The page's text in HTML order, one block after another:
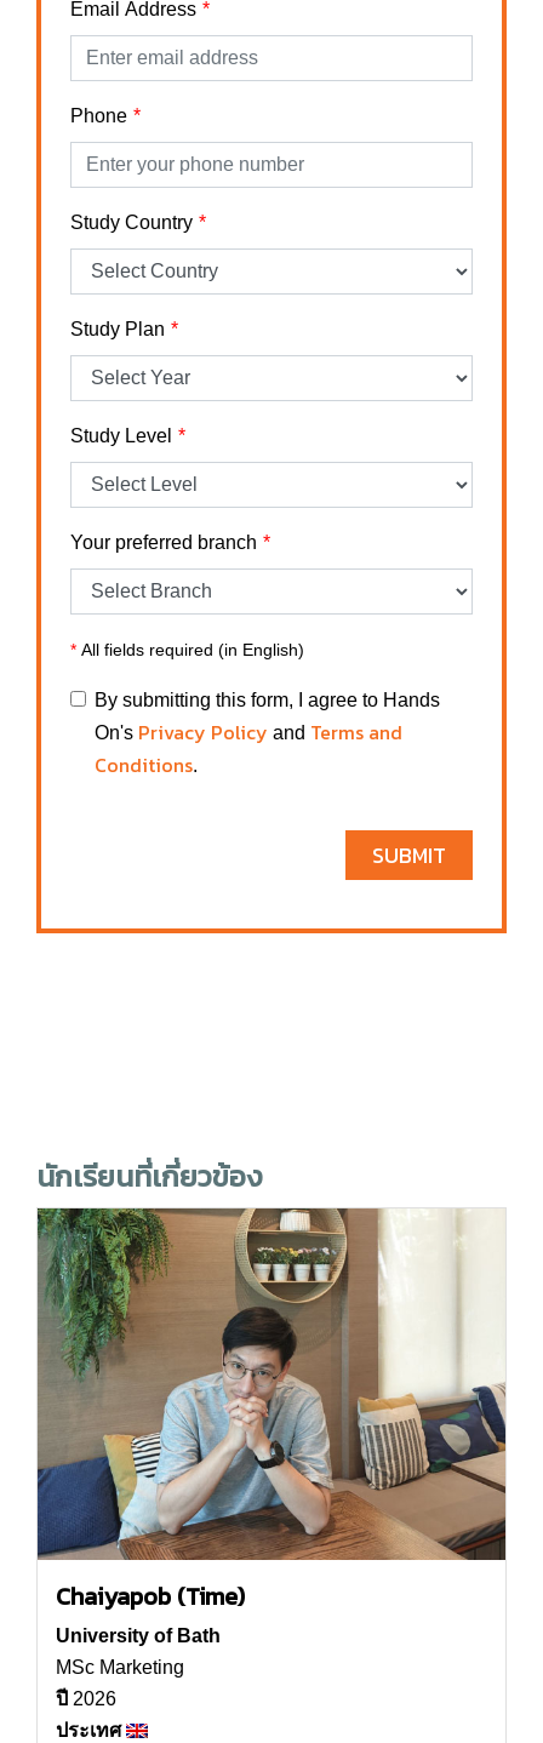
Email Address
Phone
Study Country
Study Plan
Study Level
Your preferred branch
* All fields required (in English)
By submitting this form, I agree to Hands
On's Privacy Policy and Terms and
Conditions.
SUBMIT
นักเรียนที่เกี่ยวข้อง
Chaiyapob (Time)
University of Bath
MSc Marketing
ปี 2026
ประเทศ